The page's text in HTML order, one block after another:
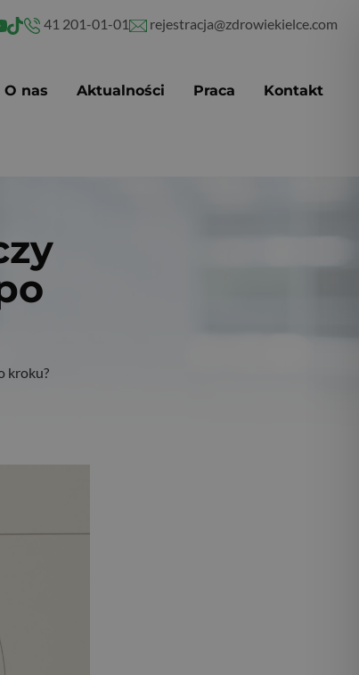
41 201-01-01 rejestracja@zdrowiekielce.com
O nas Aktualności Praca Kontakt
kroku?